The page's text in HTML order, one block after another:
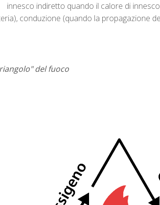
innesco indiretto quando il calore di
conduzione (quando la propagazione
del fuoco